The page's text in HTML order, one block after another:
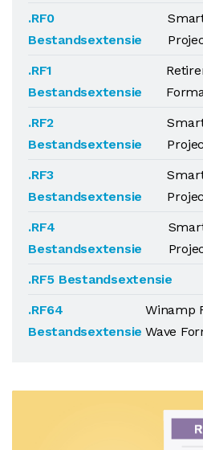
.RF0
Bestandsextensie
.RF1
Bestandsextensie
.RF2
Bestandsextensie
.RF3
Bestandsextensie
.RF4
Bestandsextensie
.RF5 Bestandsextensie
.RF64
Bestandsextensie
Winamp
Wave